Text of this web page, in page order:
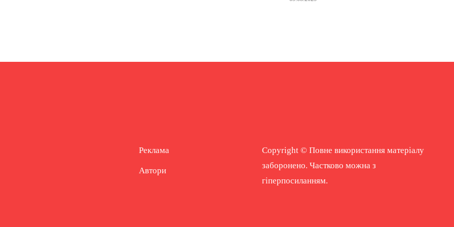
Реклама
Автори
Copyright © Повне використання матеріалу
заборонено. Частково можна з
гіперпосиланням.